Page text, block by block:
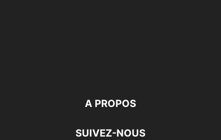
A PROPOS
SUIVEZ-NOUS